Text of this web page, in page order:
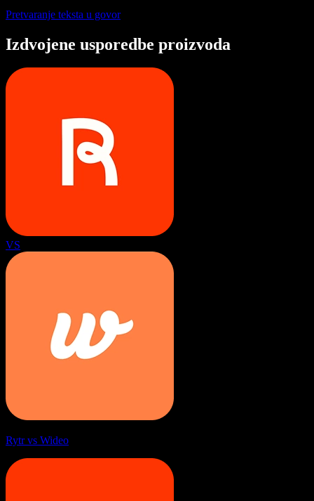
Pretvaranje teksta u govor
Izdvojene usporedbe proizvoda
VS
Rytr vs Wideo